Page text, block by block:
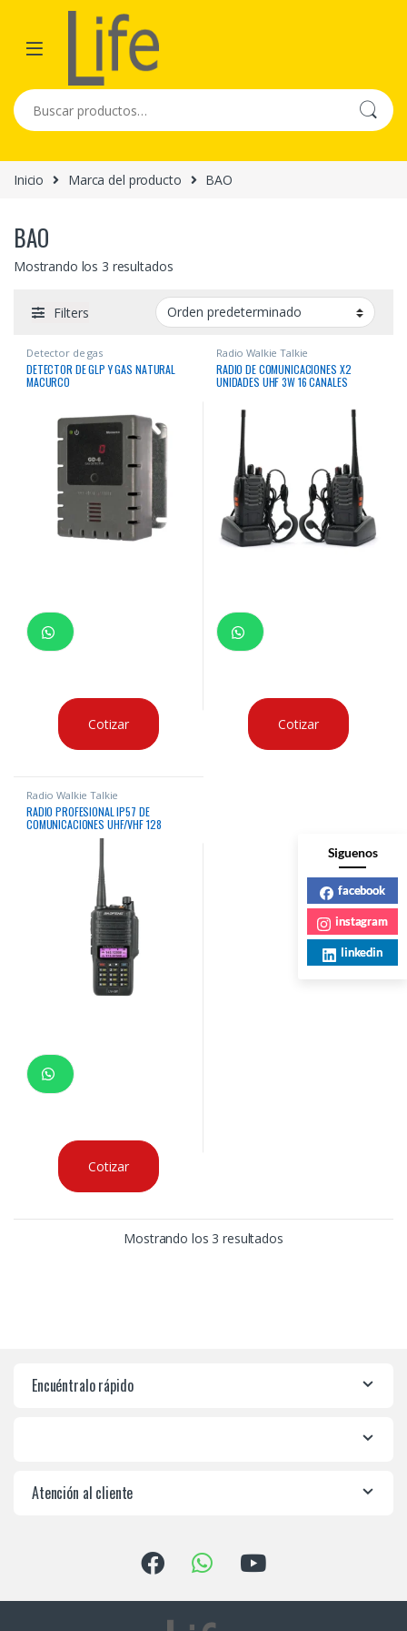
Skip to navigation
Skip to content
Buscar por:
Inicio Marca del producto BAO
BAO
Mostrando los 3 resultados
Filters
Detector de gas
DETECTOR DE GLP Y GAS NATURAL
MACURCO
Cotizar
Radio Walkie Talkie
RADIO DE COMUNICACIONES X2
UNIDADES UHF 3W 16 CANALES
AURICULAR BAO
Cotizar
Radio Walkie Talkie
RADIO PROFESIONAL IP57 DE
COMUNICACIONES UHF/VHF 128
CANALES 5W RESISTENTE
Cotizar
Mostrando los 3 resultados
Encuéntralo rápido
Atención al cliente
Siguenos
facebook
instagram
linkedin